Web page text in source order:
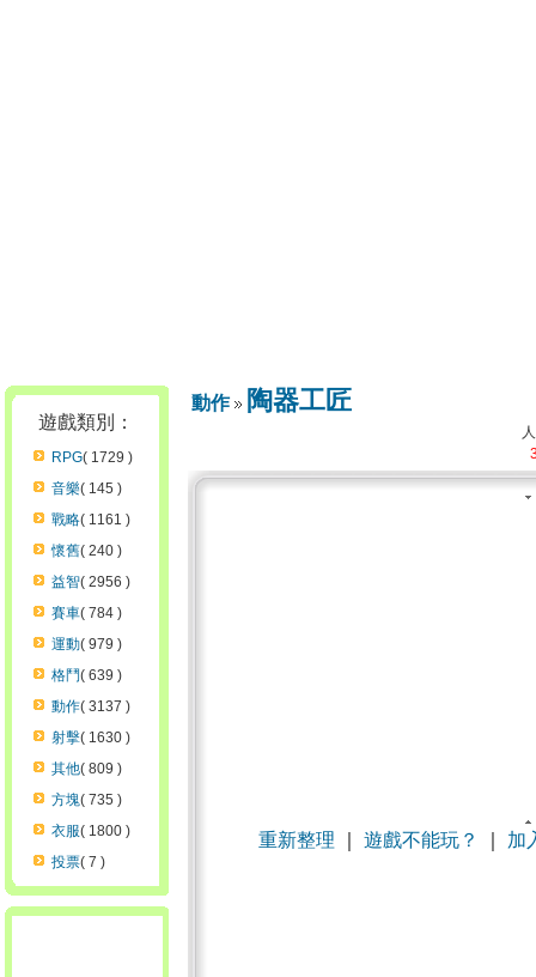
遊戲類別：
RPG( 1729 )
音樂( 145 )
戰略( 1161 )
懷舊( 240 )
益智( 2956 )
賽車( 784 )
運動( 979 )
格鬥( 639 )
動作( 3137 )
射擊( 1630 )
其他( 809 )
方塊( 735 )
衣服( 1800 )
投票( 7 )
動作 陶器工匠
重新整理 遊戲不能玩？ 加